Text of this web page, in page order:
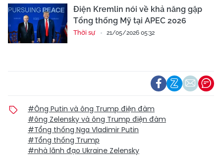
Điện Kremlin nói về khả năng gặp
Tổng thống Mỹ tại APEC 2026
Thời sự 21/05/2026 05:32
#Ông Putin và ông Trump điện đàm
#ông Zelensky và ông Trump điện đàm
#Tổng thống Nga Vladimir Putin
#Tổng thống Trump
#nhà lãnh đạo Ukraine Zelensky